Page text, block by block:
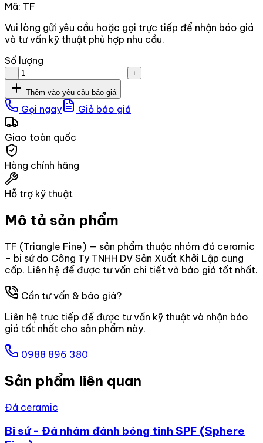
Mã: TF
Vui lòng gửi yêu cầu hoặc gọi trực tiếp để nhận báo giá
và tư vấn kỹ thuật phù hợp nhu cầu.
Số lượng
− +
Thêm vào yêu cầu báo giá
Gọi ngay Giỏ báo giá
Giao toàn quốc
Hàng chính hãng
Hỗ trợ kỹ thuật
Mô tả sản phẩm
TF (Triangle Fine) — sản phẩm thuộc nhóm đá ceramic
– bi sứ do Công Ty TNHH DV Sản Xuất Khởi Lập cung
cấp. Liên hệ để được tư vấn chi tiết và báo giá tốt nhất.
Cần tư vấn & báo giá?
Liên hệ trực tiếp để được tư vấn kỹ thuật và nhận báo
giá tốt nhất cho sản phẩm này.
0988 896 380
Sản phẩm liên quan
Đá ceramic
Bi sứ - Đá nhám đánh bóng tinh SPF (Sphere